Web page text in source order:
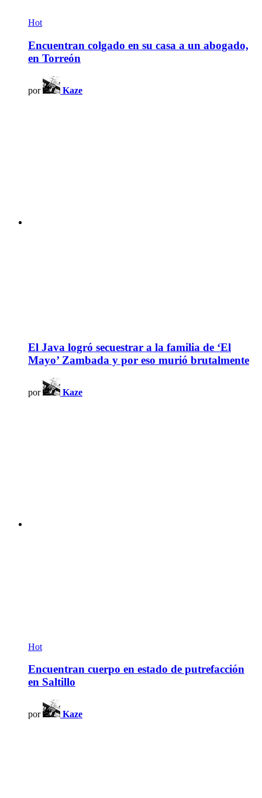
Hot
Encuentran colgado en su casa a un abogado,
en Torreón
por Kaze
El Java logró secuestrar a la familia de ‘El
Mayo’ Zambada y por eso murió brutalmente
por Kaze
Hot
Encuentran cuerpo en estado de putrefacción
en Saltillo
por Kaze